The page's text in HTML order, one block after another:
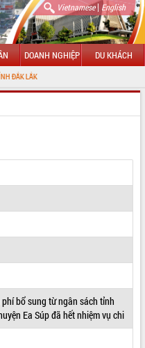
Vietnamese| English
DOANH NGHIỆP DU KHÁCH
bổ sung từ ngân sách tỉnh
Ea Súp đã hết nhiệm vụ chi